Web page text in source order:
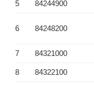
5 84244900
6 84248200
7 84321000
8 84322100